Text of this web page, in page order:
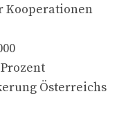
Kooperationen
Österreichs